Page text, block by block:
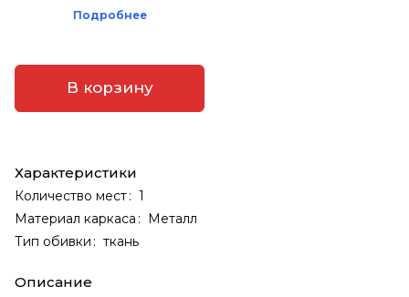
Подробнее
В корзину
Характеристики
Количество мест: 1
Материал каркаса : Металл
Тип обивки : ткань
Описание